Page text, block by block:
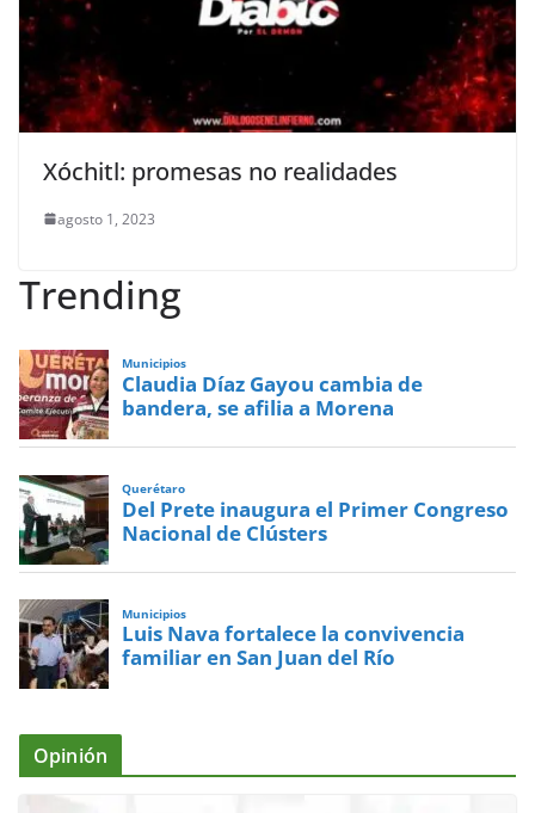
Xóchitl: promesas no realidades
agosto 1, 2023
Trending
Municipios
Claudia Díaz Gayou cambia de
bandera, se afilia a Morena
Querétaro
Del Prete inaugura el Primer Congreso
Nacional de Clústers
Municipios
Luis Nava fortalece la convivencia
familiar en San Juan del Río
Opinión